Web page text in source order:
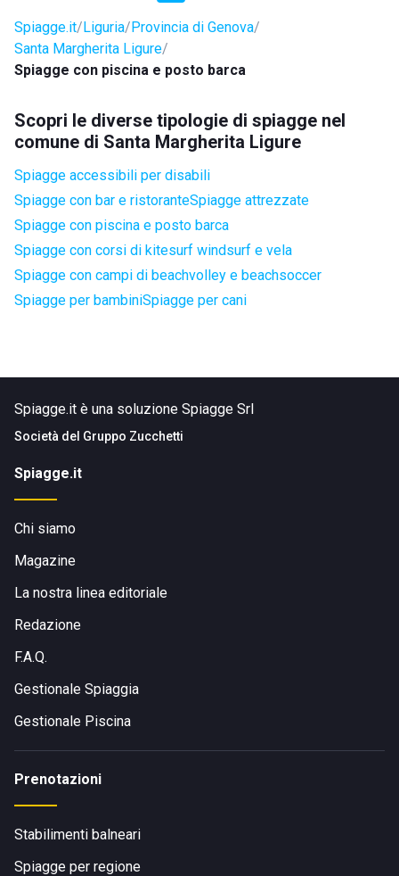
Spiagge.it Liguria Provincia di Genova
Santa Margherita Ligure
Spiagge con piscina e posto barca
Scopri le diverse tipologie di spiagge nel
comune di Santa Margherita Ligure
Spiagge accessibili per disabili
Spiagge con bar e ristoranteSpiagge attrezzate
Spiagge con piscina e posto barca
Spiagge con corsi di kitesurf windsurf e vela
Spiagge con campi di beachvolley e beachsoccer
Spiagge per bambiniSpiagge per cani
Spiagge.it è una soluzione Spiagge Srl
Società del Gruppo Zucchetti
Spiagge.it
Chi siamo
Magazine
La nostra linea editoriale
Redazione
F.A.Q.
Gestionale Spiaggia
Gestionale Piscina
Prenotazioni
Stabilimenti balneari
Spiagge per regione